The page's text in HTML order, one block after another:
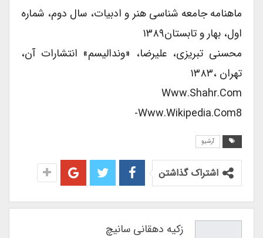
ماهنامه جامعه شناسی هنر و ادبیات، سال دوم، شماره
اول، بهار و تابستان۱۳۸۹
محسنی تبریزی، علیرضا، «وندالیسم» انتشارات آن،
تهران ،۱۳۸۳
Www.shahr.com
Www.wikipedia.com8-
آرشیو
اشتراک گذاشتن
زکیه دهقانی سانیچ